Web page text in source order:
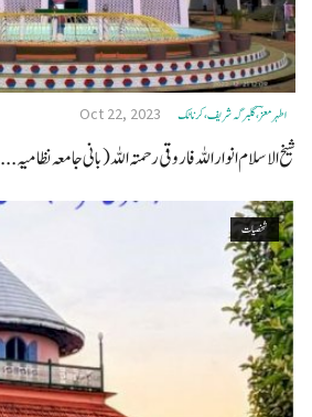
اطہرمعزؔ ،گلبرگہ شریف، کرناٹک Oct 22, 2023
شیخ الاسلام انوار اللہ فاروقی رحمتہ اللہ (بانی جامعہ نظامیہ...
شخصیات